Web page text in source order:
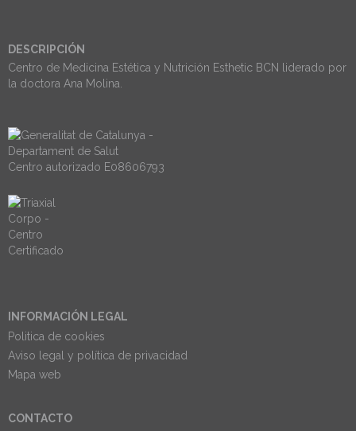
DESCRIPCIÓN
Centro de Medicina Estética y Nutrición Esthetic BCN liderado por
la doctora Ana Molina.
Centro autorizado E08606793
INFORMACIÓN LEGAL
Politica de cookies
Aviso legal y política de privacidad
Mapa web
CONTACTO